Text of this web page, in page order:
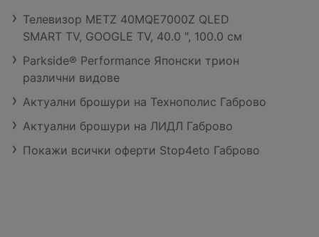
Телевизор METZ 40MQE7000Z QLED
SMART TV, GOOGLE TV, 40.0 ", 100.0 см
Parkside® Performance Японски трион
различни видове
Актуални брошури на Технополис Габрово
Актуални брошури на ЛИДЛ Габрово
Покажи всички оферти Stop4eto Габрово